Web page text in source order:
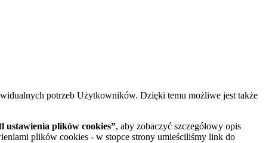
potrzeb Użytkowników. Dzięki temu możliwe jest także
ustawienia plików cookies”, aby zobaczyć szczegółowy opis
plików cookies - w stopce strony umieściliśmy link do